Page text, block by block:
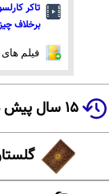
تاکر
برخلاف
فیلم های
۱۵ سال پیش در چنین روزی